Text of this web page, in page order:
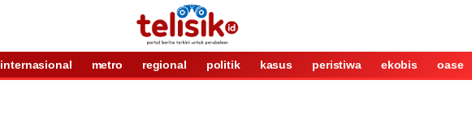
internasional metro regional politik kasus peristiwa ekobis oase